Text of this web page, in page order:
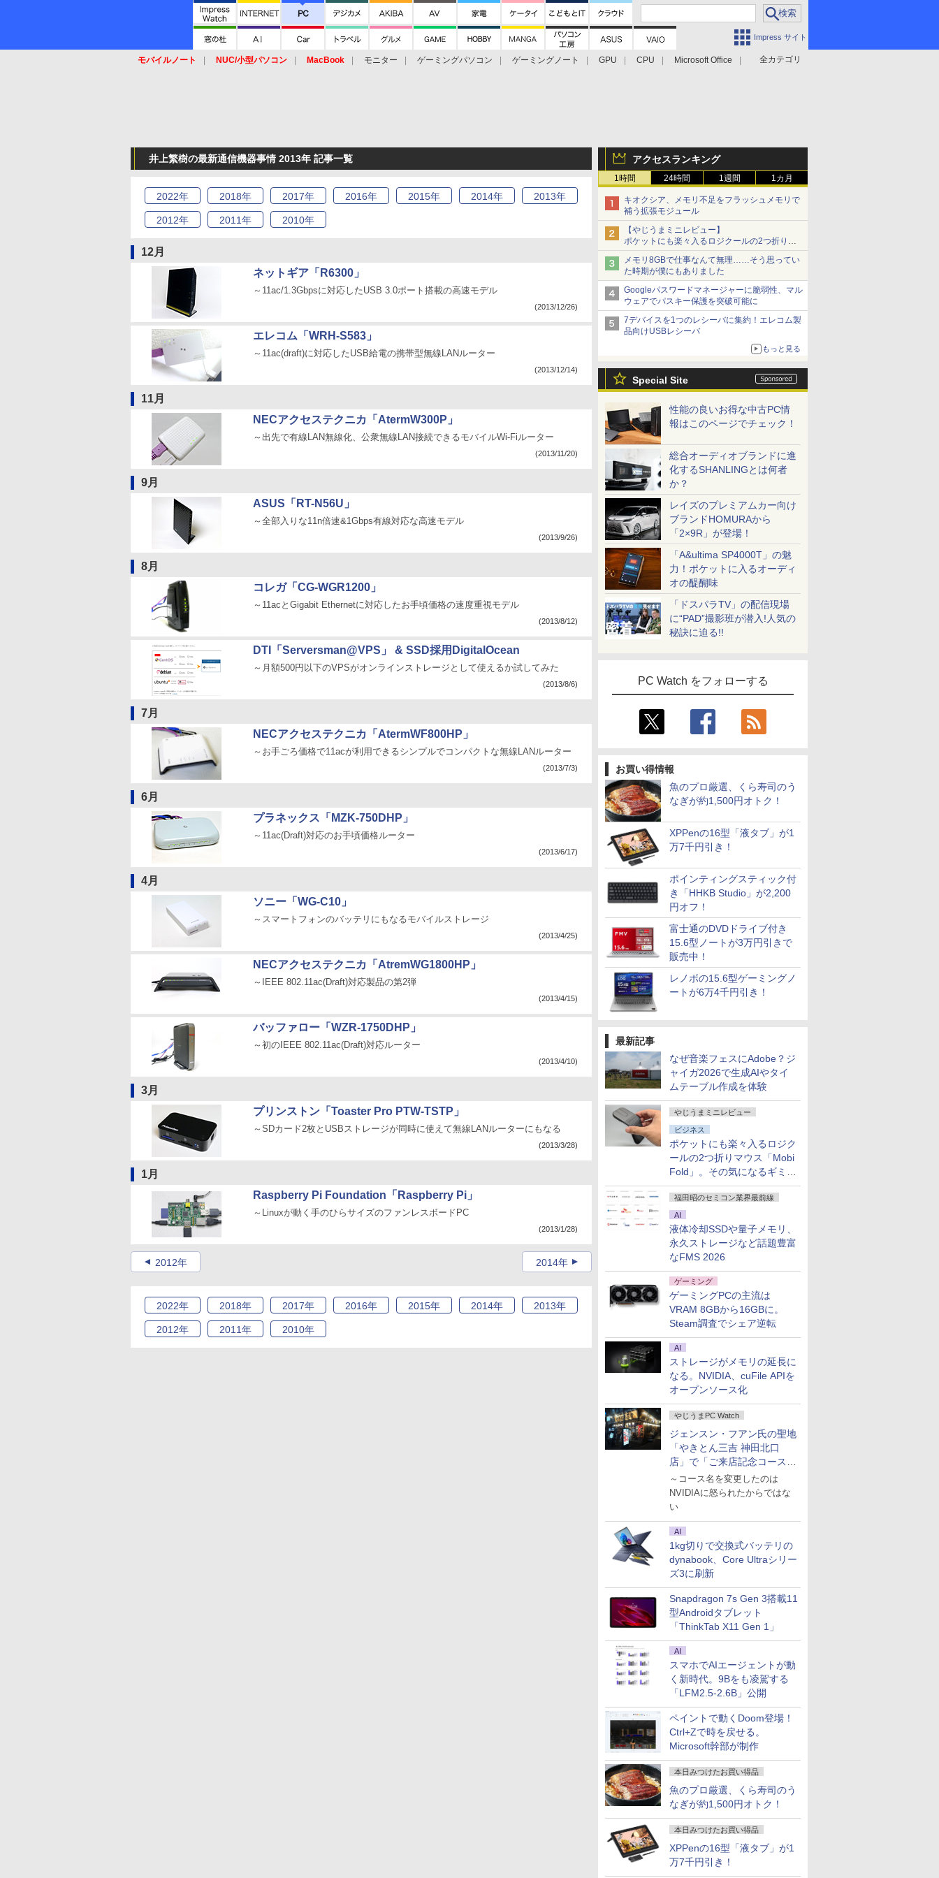
Impress サイト
全カテゴリ
モバイルノート NUC/小型パソコン MacBook モニター ゲーミングパソコン ゲーミングノート GPU CPU
Microsoft Office
アクセスランキング
1時間 24時間 1週間 1カ月
キオクシア、メモリ不足をフラッシュメモリで
補う拡張モジュール
【やじうまミニレビュー】
ポケットにも楽々入るロジクールの2つ折りマ
ウス「Mobi Fold」。その気になるギミックと
は？
メモリ8GBで仕事なんて無理……そう思ってい
た時期が僕にもありました
Googleパスワードマネージャーに脆弱性、マル
ウェアでパスキー保護を突破可能に
7デバイスを1つのレシーバに集約！エレコム製
品向けUSBレシーバ
もっと見る
Special Site
性能の良いお得な中古PC情
報はこのページでチェック！
総合オーディオブランドに進
化するSHANLINGとは何者
か？
レイズのプレミアムカー向け
ブランドHOMURAから
「2×9R」が登場！
「A&ultima SP4000T」の魅
力！ポケットに入るオーディ
オの醍醐味
「ドスパラTV」の配信現場
に“PAD”撮影班が潜入!人気の
秘訣に迫る!!
PC Watch をフォローする
お買い得情報
魚のプロ厳選、くら寿司のう
なぎが約1,500円オトク！
XPPenの16型「液タブ」が1
万7千円引き！
ポインティングスティック付
き「HHKB Studio」が2,200
円オフ！
富士通のDVDドライブ付き
15.6型ノートが3万円引きで
販売中！
レノボの15.6型ゲーミングノ
ートが6万4千円引き！
最新記事
なぜ音楽フェスにAdobe？ジ
ャイガ2026で生成AIやタイ
ムテーブル作成を体験
やじうまミニレビュー
ビジネス
ポケットにも楽々入るロジク
ールの2つ折りマウス「Mobi
Fold」。その気になるギミッ
クとは？
福田昭のセミコン業界最前線
AI
液体冷却SSDや量子メモリ、
永久ストレージなど話題豊富
なFMS 2026
ゲーミング
ゲーミングPCの主流は
VRAM 8GBから16GBに。
Steam調査でシェア逆転
AI
ストレージがメモリの延長に
なる。NVIDIA、cuFile APIを
オープンソース化
やじうまPC Watch
ジェンスン・フアン氏の聖地
「やきとん三吉 神田北口
店」で「ご来店記念コース」
を娘と堪能
～コース名を変更したのは
NVIDIAに怒られたからではな
い
AI
1kg切りで交換式バッテリの
dynabook、Core Ultraシリー
ズ3に刷新
Snapdragon 7s Gen 3搭載11
型Androidタブレット
「ThinkTab X11 Gen 1」
AI
スマホでAIエージェントが動
く新時代。9Bをも凌駕する
「LFM2.5-2.6B」公開
ペイントで動くDoom登場！
Ctrl+Zで時を戻せる。
Microsoft幹部が制作
本日みつけたお買い得品
魚のプロ厳選、くら寿司のう
なぎが約1,500円オトク！
本日みつけたお買い得品
XPPenの16型「液タブ」が1
万7千円引き！
井上繁樹の最新通信機器事情 2013年 記事一覧
2022年 2018年 2017年 2016年 2015年 2014年 2013年
2012年 2011年 2010年
12月
ネットギア「R6300」
～11ac/1.3Gbpsに対応したUSB 3.0ポート搭載の高速モデル
(2013/12/26)
エレコム「WRH-S583」
～11ac(draft)に対応したUSB給電の携帯型無線LANルーター
(2013/12/14)
11月
NECアクセステクニカ「AtermW300P」
～出先で有線LAN無線化、公衆無線LAN接続できるモバイルWi-Fiルーター
(2013/11/20)
9月
ASUS「RT-N56U」
～全部入りな11n倍速&1Gbps有線対応な高速モデル
(2013/9/26)
8月
コレガ「CG-WGR1200」
～11acとGigabit Ethernetに対応したお手頃価格の速度重視モデル
(2013/8/12)
DTI「Serversman@VPS」 & SSD採用DigitalOcean
～月額500円以下のVPSがオンラインストレージとして使えるか試してみた
(2013/8/6)
7月
NECアクセステクニカ「AtermWF800HP」
～お手ごろ価格で11acが利用できるシンプルでコンパクトな無線LANルーター
(2013/7/3)
6月
プラネックス「MZK-750DHP」
～11ac(Draft)対応のお手頃価格ルーター
(2013/6/17)
4月
ソニー「WG-C10」
～スマートフォンのバッテリにもなるモバイルストレージ
(2013/4/25)
NECアクセステクニカ「AtremWG1800HP」
～IEEE 802.11ac(Draft)対応製品の第2弾
(2013/4/15)
バッファロー「WZR-1750DHP」
～初のIEEE 802.11ac(Draft)対応ルーター
(2013/4/10)
3月
プリンストン「Toaster Pro PTW-TSTP」
～SDカード2枚とUSBストレージが同時に使えて無線LANルーターにもなる
(2013/3/28)
1月
Raspberry Pi Foundation「Raspberry Pi」
～Linuxが動く手のひらサイズのファンレスボードPC
(2013/1/28)
2012年 2014年
2022年 2018年 2017年 2016年 2015年 2014年 2013年
2012年 2011年 2010年